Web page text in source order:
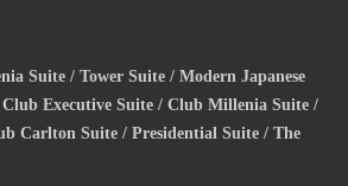
Suite / Tower Suite / Modern Japanese
Executive Suite / Club Millenia Suite /
Carlton Suite / Presidential Suite / The